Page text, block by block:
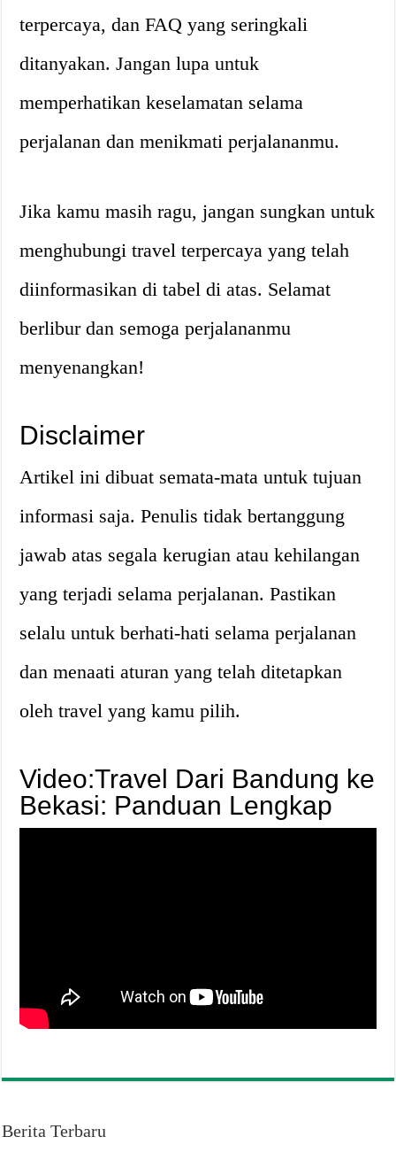
terpercaya, dan FAQ yang seringkali
ditanyakan. Jangan lupa untuk
memperhatikan keselamatan selama
perjalanan dan menikmati perjalananmu.
Jika kamu masih ragu, jangan sungkan untuk
menghubungi travel terpercaya yang telah
diinformasikan di tabel di atas. Selamat
berlibur dan semoga perjalananmu
menyenangkan!
Disclaimer
Artikel ini dibuat semata-mata untuk tujuan
informasi saja. Penulis tidak bertanggung
jawab atas segala kerugian atau kehilangan
yang terjadi selama perjalanan. Pastikan
selalu untuk berhati-hati selama perjalanan
dan menaati aturan yang telah ditetapkan
oleh travel yang kamu pilih.
Video:Travel Dari Bandung ke
Bekasi: Panduan Lengkap
Berita Terbaru